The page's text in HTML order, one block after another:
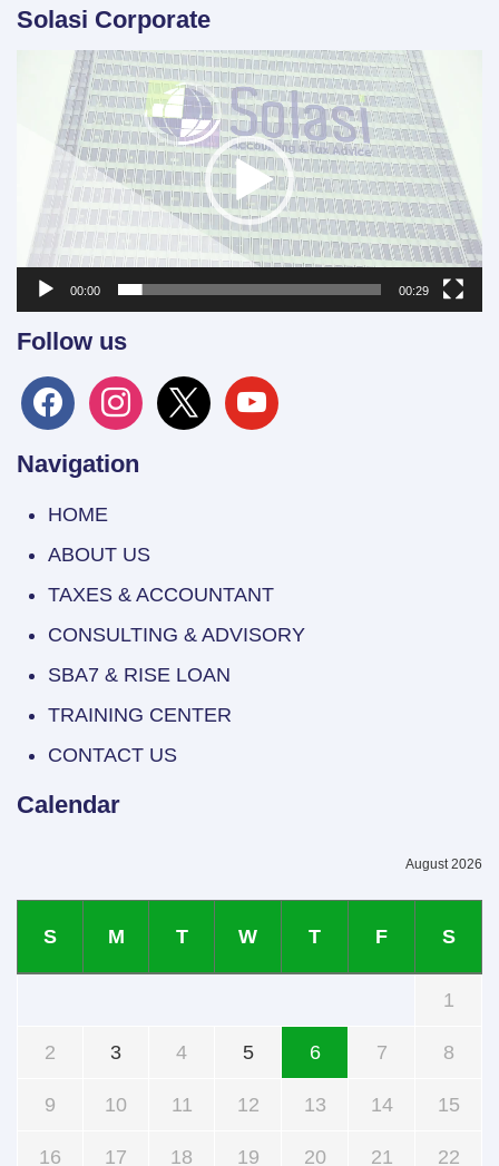
Solasi Corporate
Player
00:00 00:29
Follow us
facebookinstagram
x youtube
Navigation
HOME
ABOUT US
TAXES & ACCOUNTANT
CONSULTING & ADVISORY
SBA7 & RISE LOAN
TRAINING CENTER
CONTACT US
Calendar
August 2026
S M T W T F S
1
2 3 4 5 6 7 8
9 10 11 12 13 14 15
16 17 18 19 20 21 22